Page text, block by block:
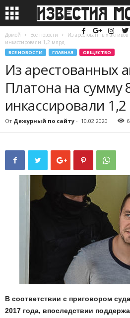
Домой Все новости
Из арестованных
инкассировали 1,2 млрд
ВСЕ НОВОСТИ ГЛАВНАЯ ОБЩЕСТВО
Из арестованных
Платона на сумму
инкассировали
От Дежурный по сайту - 10.02.2020
В соответствии с приговором
2017 года, впоследствии